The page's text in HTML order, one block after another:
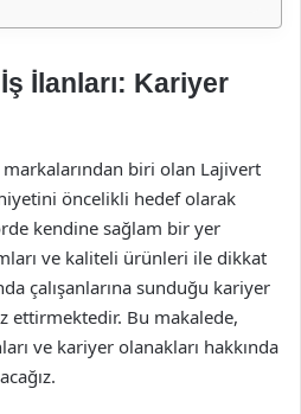
İlanları: Kariyer
biri olan Lajivert
öncelikli hedef olarak
kendine sağlam bir yer
ve kaliteli ürünleri ile dikkat
çalışanlarına sunduğu kariyer
ettirmektedir. Bu makalede,
ve kariyer olanakları hakkında